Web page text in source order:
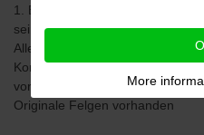
1. Besitzer (geb. 1953) hatte
seinem Besitz
Alle
Komplette Historie (sämtliche
vorhanden
Originale Felgen vorhanden
More